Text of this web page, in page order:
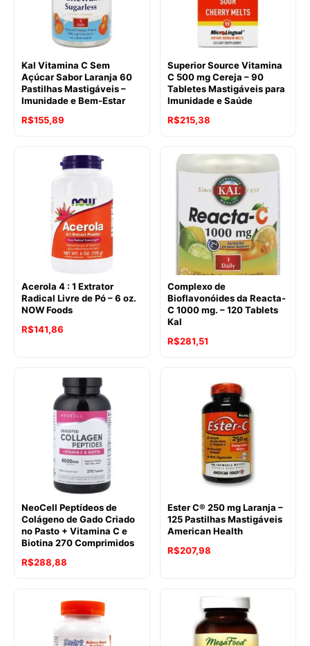
Kal Vitamina C Sem
Açúcar Sabor Laranja 60
Pastilhas Mastigáveis –
Imunidade e Bem-Estar
R$155,89
Superior Source Vitamina
C 500 mg Cereja – 90
Tabletes Mastigáveis para
Imunidade e Saúde
R$215,38
Acerola 4 : 1 Extrator
Radical Livre de Pó – 6 oz.
NOW Foods
R$141,86
Complexo de
Bioflavonóides da Reacta-
C 1000 mg. – 120 Tablets
Kal
R$281,51
NeoCell Peptídeos de
Colágeno de Gado Criado
no Pasto + Vitamina C e
Biotina 270 Comprimidos
R$288,88
Ester C® 250 mg Laranja –
125 Pastilhas Mastigáveis
American Health
R$207,98